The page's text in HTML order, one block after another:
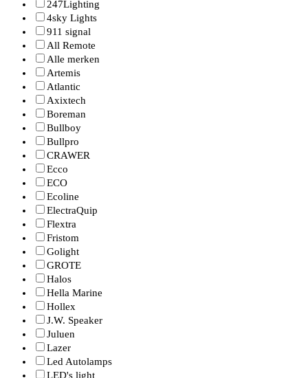
247Lighting
4sky Lights
911 signal
All Remote
Alle merken
Artemis
Atlantic
Axixtech
Boreman
Bullboy
Bullpro
CRAWER
Ecco
ECO
Ecoline
ElectraQuip
Flextra
Fristom
Golight
GROTE
Halos
Hella Marine
Hollex
J.W. Speaker
Juluen
Lazer
Led Autolamps
LED's light